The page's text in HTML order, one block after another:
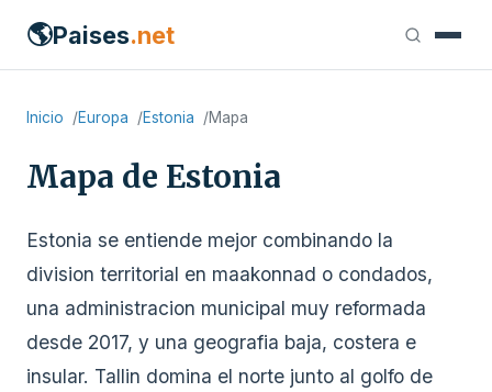
🌎Paises.net
Inicio Europa Estonia Mapa
Mapa de Estonia
Estonia se entiende mejor combinando la
division territorial en maakonnad o condados,
una administracion municipal muy reformada
desde 2017, y una geografia baja, costera e
insular. Tallin domina el norte junto al golfo de